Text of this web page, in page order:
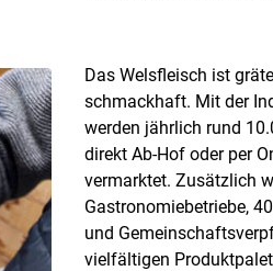
Das Welsfleisch ist
schmackhaft. Mit der
werden jährlich rund
direkt Ab-Hof oder per
vermarktet. Zusätzlich
Gastronomiebetriebe,
und
vielfältigen